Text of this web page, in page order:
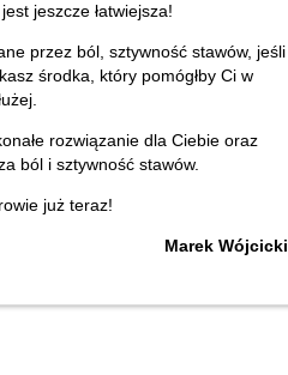
jeszcze łatwiejsza!
przez ból, sztywność stawów, jeśli
środka, który pomógłby Ci w
rozwiązanie dla Ciebie oraz
ból i sztywność stawów.
już teraz!
Marek Wójcicki